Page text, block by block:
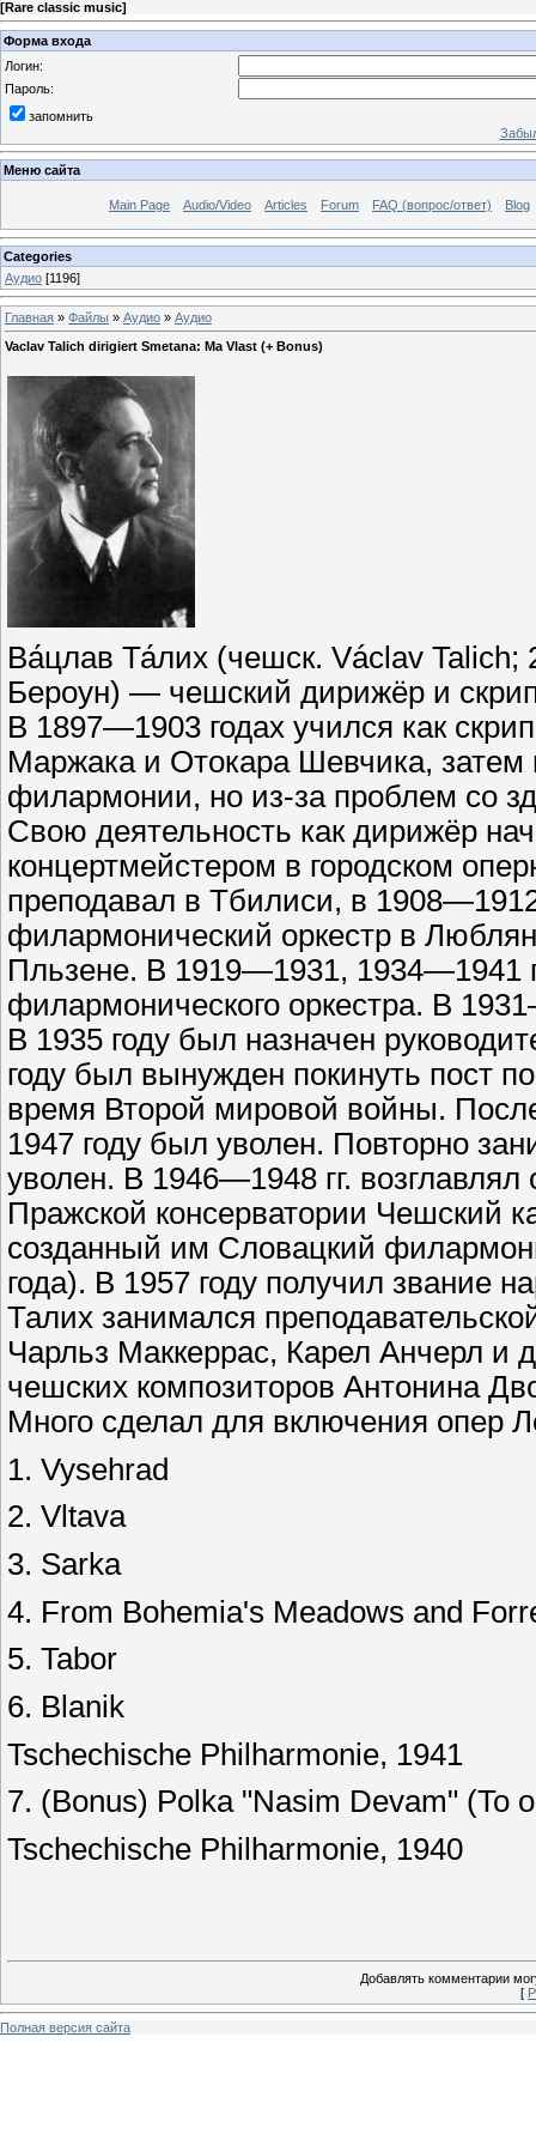
[Rare classic music]
Форма входа
Логин:
Пароль:
запомнить
Меню сайта
Main Page Audio/Video Articles Forum FAQ (вопрос/ответ) Blog
Categories
Аудио [1196]
Главная » Файлы » Аудио » Аудио
Vaclav Talich dirigiert Smetana: Ma Vlast (+ Bonus)
Ва́цлав Та́лих (чешск. Václav
Бероун) — чешский дирижёр и
В 1897—1903 годах учился как
Маржака и Отокара Шевчика, затем
филармонии, но из-за проблем со
Свою деятельность как дирижёр
концертмейстером в городском
преподавал в Тбилиси, в
филармонический оркестр в
Пльзене. В 1919—1931, 1934—1941
филармонического оркестра. В
В 1935 году был назначен
году был вынужден покинуть пост
время Второй мировой войны.
1947 году был уволен. Повторно
уволен. В 1946—1948 гг.
Пражской консерватории Чешский
созданный им Словацкий
года). В 1957 году получил звание
Талих занимался
Чарльз Маккеррас, Карел Анчерл и
чешских композиторов Антонина
Много сделал для включения опер
1. Vysehrad
2. Vltava
3. Sarka
4. From Bohemia's Meadows and
5. Tabor
6. Blanik
Tschechische Philharmonie, 1941
7. (Bonus) Polka "Nasim Devam" (To
Tschechische Philharmonie, 1940
Добавлять комментарии
[
Полная версия сайта